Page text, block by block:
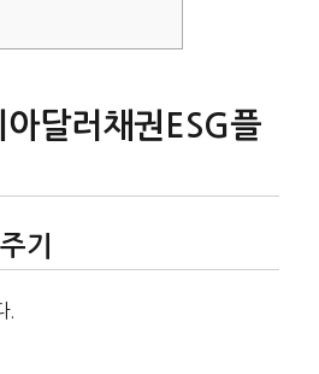
아달러채권ESG플
기
.